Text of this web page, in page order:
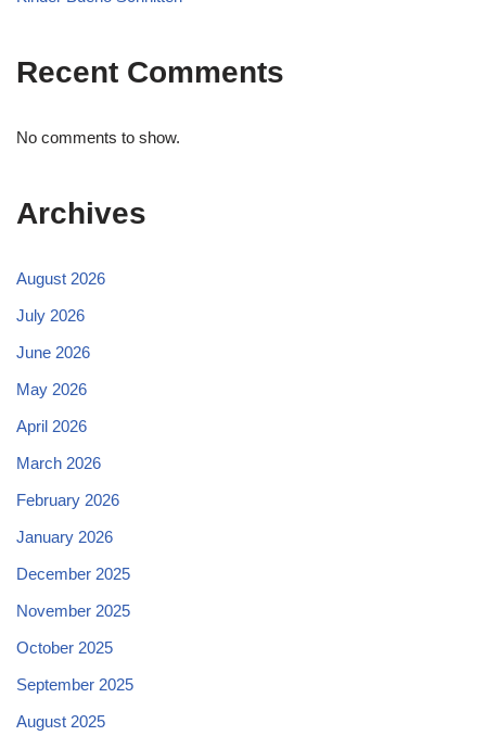
Recent Comments
No comments to show.
Archives
August 2026
July 2026
June 2026
May 2026
April 2026
March 2026
February 2026
January 2026
December 2025
November 2025
October 2025
September 2025
August 2025